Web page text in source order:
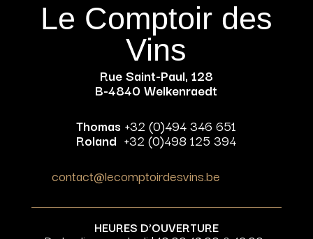
Le Comptoir des
Vins
Rue Saint-Paul, 128
B-4840 Welkenraedt
Thomas +32 (0)494 346 651
Roland +32 (0)498 125 394
contact@lecomptoirdesvins.be
HEURES D’OUVERTURE